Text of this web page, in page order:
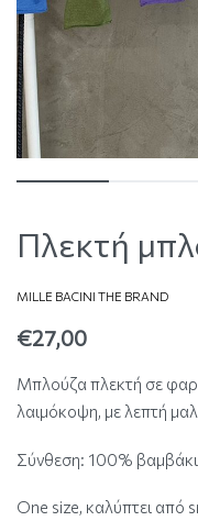
Πλεκτή
MILLE BACINI THE BRAND
€27,00
Μπλούζα πλεκτή σε
λαιμόκοψη, με λεπτή
Σύνθεση: 100% βαμβάκι
One size, καλύπτει από